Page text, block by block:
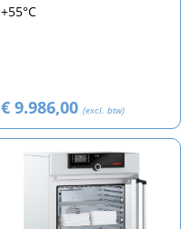
+55°C
€ 9.986,00 (excl. btw)